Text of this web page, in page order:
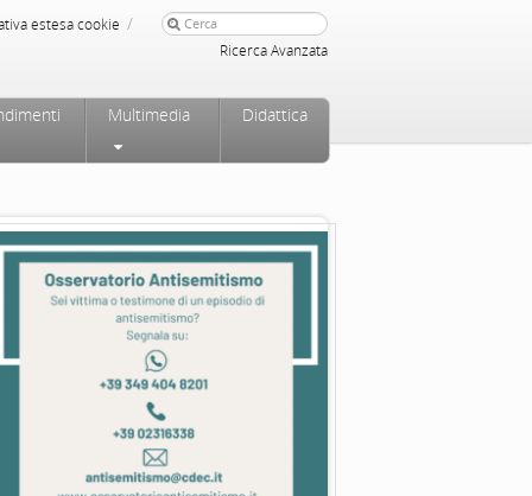
estesa cookie /
Ricerca Avanzata
Multimedia Didattica